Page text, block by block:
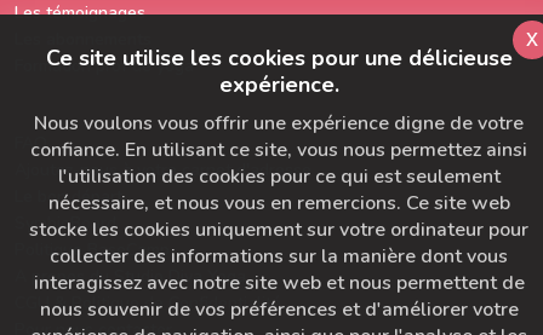
Les témoignages
Formation prof de yoga
FAQ
Ajoutez-nous à votre carnet d'adresse
Le bon départ
SymbioBoard
Politique BaseCamp
A propos du Studio Diva Yoga
CGU & Politique de Confidentialité
Pour nous contacter
Ce site utilise les cookies pour une délicieuse
expérience.
Nous voulons vous offrir une expérience digne de votre
confiance. En utilisant ce site, vous nous permettez ainsi
l'utilisation des cookies pour ce qui est seulement
nécessaire, et nous vous en remercions. Ce site web
stocke les cookies uniquement sur votre ordinateur pour
collecter des informations sur la manière dont vous
interagissez avec notre site web et nous permettent de
nous souvenir de vos préférences et d'améliorer votre
x